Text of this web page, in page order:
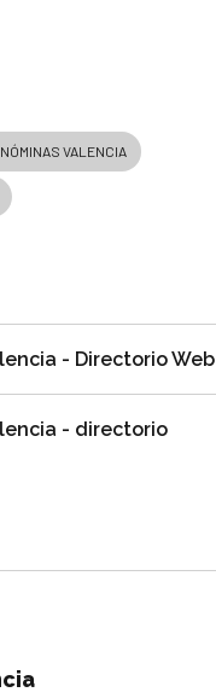
VALENCIA
- Directorio Web
- directorio